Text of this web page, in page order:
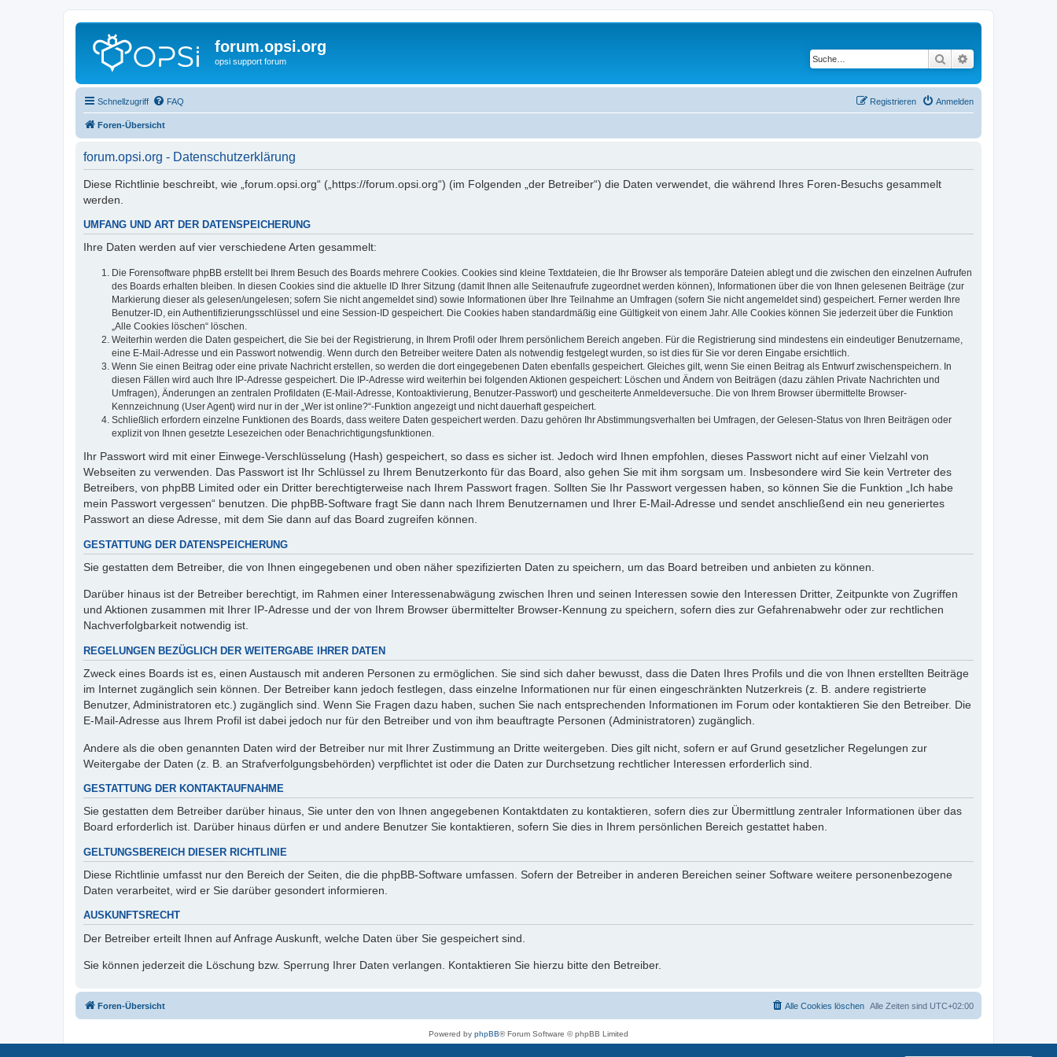
forum.opsi.org
opsi support forum Suche
Schnellzugriff FAQ Anmelden
Registrieren
Foren-Übersicht
forum.opsi.org - Datenschutzerklärung
Diese Richtlinie beschreibt, wie „forum.opsi.org“ („https://forum.opsi.org“) (im Folgenden „der Betreiber“) die Daten verwendet, die während Ihres Foren-Besuchs gesammelt
werden.
UMFANG UND ART DER DATENSPEICHERUNG
Ihre Daten werden auf vier verschiedene Arten gesammelt:
Die Forensoftware phpBB erstellt bei Ihrem Besuch des Boards mehrere Cookies. Cookies sind kleine Textdateien, die Ihr Browser als temporäre Dateien ablegt und die zwischen den einzelnen Aufrufen
des Boards erhalten bleiben. In diesen Cookies sind die aktuelle ID Ihrer Sitzung (damit Ihnen alle Seitenaufrufe zugeordnet werden können), Informationen über die von Ihnen gelesenen Beiträge (zur
Markierung dieser als gelesen/ungelesen; sofern Sie nicht angemeldet sind) sowie Informationen über Ihre Teilnahme an Umfragen (sofern Sie nicht angemeldet sind) gespeichert. Ferner werden Ihre
Benutzer-ID, ein Authentifizierungsschlüssel und eine Session-ID gespeichert. Die Cookies haben standardmäßig eine Gültigkeit von einem Jahr. Alle Cookies können Sie jederzeit über die Funktion
„Alle Cookies löschen“ löschen.
Weiterhin werden die Daten gespeichert, die Sie bei der Registrierung, in Ihrem Profil oder Ihrem persönlichem Bereich angeben. Für die Registrierung sind mindestens ein eindeutiger Benutzername,
eine E-Mail-Adresse und ein Passwort notwendig. Wenn durch den Betreiber weitere Daten als notwendig festgelegt wurden, so ist dies für Sie vor deren Eingabe ersichtlich.
Wenn Sie einen Beitrag oder eine private Nachricht erstellen, so werden die dort eingegebenen Daten ebenfalls gespeichert. Gleiches gilt, wenn Sie einen Beitrag als Entwurf zwischenspeichern. In
diesen Fällen wird auch Ihre IP-Adresse gespeichert. Die IP-Adresse wird weiterhin bei folgenden Aktionen gespeichert: Löschen und Ändern von Beiträgen (dazu zählen Private Nachrichten und
Umfragen), Änderungen an zentralen Profildaten (E-Mail-Adresse, Kontoaktivierung, Benutzer-Passwort) und gescheiterte Anmeldeversuche. Die von Ihrem Browser übermittelte Browser-
Kennzeichnung (User Agent) wird nur in der „Wer ist online?“-Funktion angezeigt und nicht dauerhaft gespeichert.
Schließlich erfordern einzelne Funktionen des Boards, dass weitere Daten gespeichert werden. Dazu gehören Ihr Abstimmungsverhalten bei Umfragen, der Gelesen-Status von Ihren Beiträgen oder
explizit von Ihnen gesetzte Lesezeichen oder Benachrichtigungsfunktionen.
Ihr Passwort wird mit einer Einwege-Verschlüsselung (Hash) gespeichert, so dass es sicher ist. Jedoch wird Ihnen empfohlen, dieses Passwort nicht auf einer Vielzahl von
Webseiten zu verwenden. Das Passwort ist Ihr Schlüssel zu Ihrem Benutzerkonto für das Board, also gehen Sie mit ihm sorgsam um. Insbesondere wird Sie kein Vertreter des
Betreibers, von phpBB Limited oder ein Dritter berechtigterweise nach Ihrem Passwort fragen. Sollten Sie Ihr Passwort vergessen haben, so können Sie die Funktion „Ich habe
mein Passwort vergessen“ benutzen. Die phpBB-Software fragt Sie dann nach Ihrem Benutzernamen und Ihrer E-Mail-Adresse und sendet anschließend ein neu generiertes
Passwort an diese Adresse, mit dem Sie dann auf das Board zugreifen können.
GESTATTUNG DER DATENSPEICHERUNG
Sie gestatten dem Betreiber, die von Ihnen eingegebenen und oben näher spezifizierten Daten zu speichern, um das Board betreiben und anbieten zu können.
Darüber hinaus ist der Betreiber berechtigt, im Rahmen einer Interessenabwägung zwischen Ihren und seinen Interessen sowie den Interessen Dritter, Zeitpunkte von Zugriffen
und Aktionen zusammen mit Ihrer IP-Adresse und der von Ihrem Browser übermittelter Browser-Kennung zu speichern, sofern dies zur Gefahrenabwehr oder zur rechtlichen
Nachverfolgbarkeit notwendig ist.
REGELUNGEN BEZÜGLICH DER WEITERGABE IHRER DATEN
Zweck eines Boards ist es, einen Austausch mit anderen Personen zu ermöglichen. Sie sind sich daher bewusst, dass die Daten Ihres Profils und die von Ihnen erstellten Beiträge
im Internet zugänglich sein können. Der Betreiber kann jedoch festlegen, dass einzelne Informationen nur für einen eingeschränkten Nutzerkreis (z. B. andere registrierte
Benutzer, Administratoren etc.) zugänglich sind. Wenn Sie Fragen dazu haben, suchen Sie nach entsprechenden Informationen im Forum oder kontaktieren Sie den Betreiber. Die
E-Mail-Adresse aus Ihrem Profil ist dabei jedoch nur für den Betreiber und von ihm beauftragte Personen (Administratoren) zugänglich.
Andere als die oben genannten Daten wird der Betreiber nur mit Ihrer Zustimmung an Dritte weitergeben. Dies gilt nicht, sofern er auf Grund gesetzlicher Regelungen zur
Weitergabe der Daten (z. B. an Strafverfolgungsbehörden) verpflichtet ist oder die Daten zur Durchsetzung rechtlicher Interessen erforderlich sind.
GESTATTUNG DER KONTAKTAUFNAHME
Sie gestatten dem Betreiber darüber hinaus, Sie unter den von Ihnen angegebenen Kontaktdaten zu kontaktieren, sofern dies zur Übermittlung zentraler Informationen über das
Board erforderlich ist. Darüber hinaus dürfen er und andere Benutzer Sie kontaktieren, sofern Sie dies in Ihrem persönlichen Bereich gestattet haben.
GELTUNGSBEREICH DIESER RICHTLINIE
Diese Richtlinie umfasst nur den Bereich der Seiten, die die phpBB-Software umfassen. Sofern der Betreiber in anderen Bereichen seiner Software weitere personenbezogene
Daten verarbeitet, wird er Sie darüber gesondert informieren.
AUSKUNFTSRECHT
Der Betreiber erteilt Ihnen auf Anfrage Auskunft, welche Daten über Sie gespeichert sind.
Sie können jederzeit die Löschung bzw. Sperrung Ihrer Daten verlangen. Kontaktieren Sie hierzu bitte den Betreiber.
Foren-Übersicht Alle Zeiten sind UTC+02:00
Alle Cookies löschen
Powered by phpBB® Forum Software © phpBB Limited